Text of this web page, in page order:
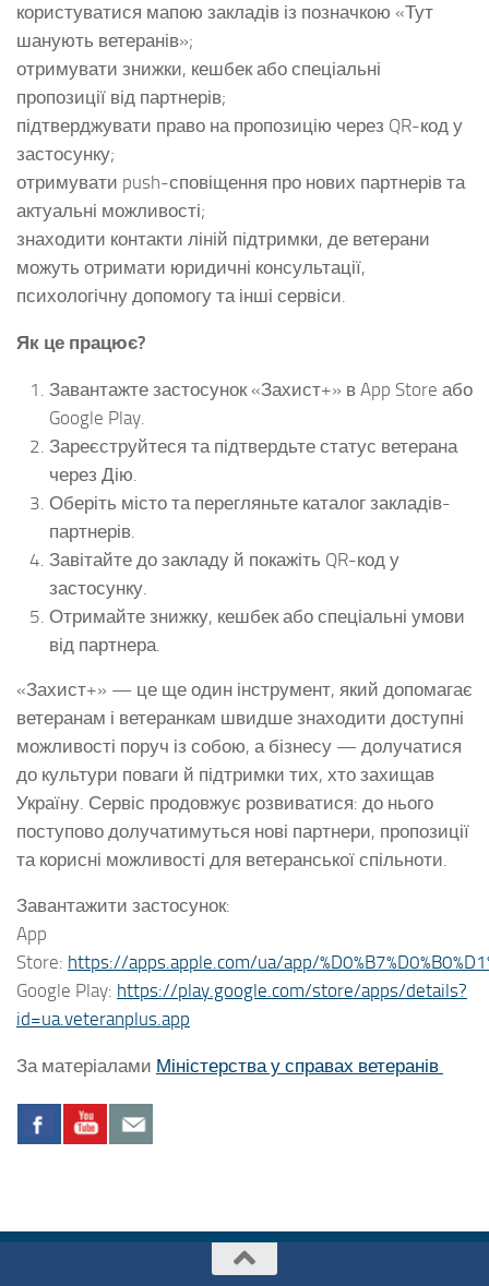
користуватися мапою закладів із позначкою «Тут
шанують ветеранів»;
отримувати знижки, кешбек або спеціальні
пропозиції від партнерів;
підтверджувати право на пропозицію через QR-код у
застосунку;
отримувати push-сповіщення про нових партнерів та
актуальні можливості;
знаходити контакти ліній підтримки, де ветерани
можуть отримати юридичні консультації,
психологічну допомогу та інші сервіси.
Як це працює?
Завантажте застосунок «Захист+» в App Store або
Google Play.
Зареєструйтеся та підтвердьте статус ветерана
через Дію.
Оберіть місто та перегляньте каталог закладів-
партнерів.
Завітайте до закладу й покажіть QR-код у
застосунку.
Отримайте знижку, кешбек або спеціальні умови
від партнера.
«Захист+» — це ще один інструмент, який допомагає
ветеранам і ветеранкам швидше знаходити доступні
можливості поруч із собою, а бізнесу — долучатися
до культури поваги й підтримки тих, хто захищав
Україну. Сервіс продовжує розвиватися: до нього
поступово долучатимуться нові партнери, пропозиції
та корисні можливості для ветеранської спільноти.
Завантажити застосунок:
App
Store: https://apps.apple.com/ua/app/
Google Play: https://play.google.com/store/apps/details?
id=ua.veteranplus.app
За матеріалами Міністерства у справах ветеранів